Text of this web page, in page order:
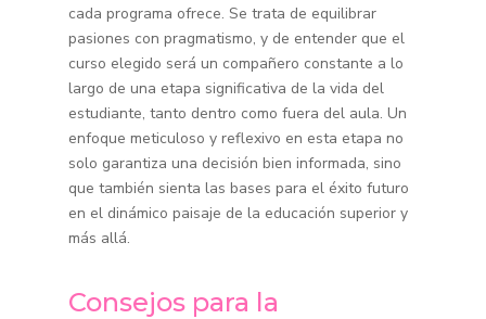
cada programa ofrece. Se trata de equilibrar
pasiones con pragmatismo, y de entender que el
curso elegido será un compañero constante a lo
largo de una etapa significativa de la vida del
estudiante, tanto dentro como fuera del aula. Un
enfoque meticuloso y reflexivo en esta etapa no
solo garantiza una decisión bien informada, sino
que también sienta las bases para el éxito futuro
en el dinámico paisaje de la educación superior y
más allá.
Consejos para la